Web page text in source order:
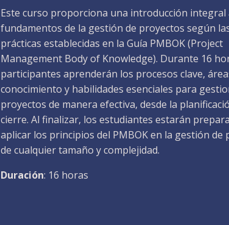
Este curso proporciona una introducción integral
fundamentos de la gestión de proyectos según
prácticas establecidas en la Guía PMBOK (Project
Management Body of Knowledge). Durante 16
participantes aprenderán los procesos clave,
conocimiento y habilidades esenciales para
proyectos de manera efectiva, desde la
cierre. Al finalizar, los estudiantes estarán
aplicar los principios del PMBOK en la gestión de
de cualquier tamaño y complejidad.
Duración: 16 horas